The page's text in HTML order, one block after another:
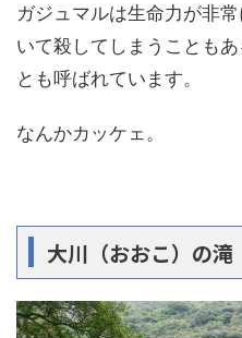
ガジュマルは生命力が非
いて殺してしまうことも
とも呼ばれています。
なんかカッケェ。
大川（おおこ）の滝